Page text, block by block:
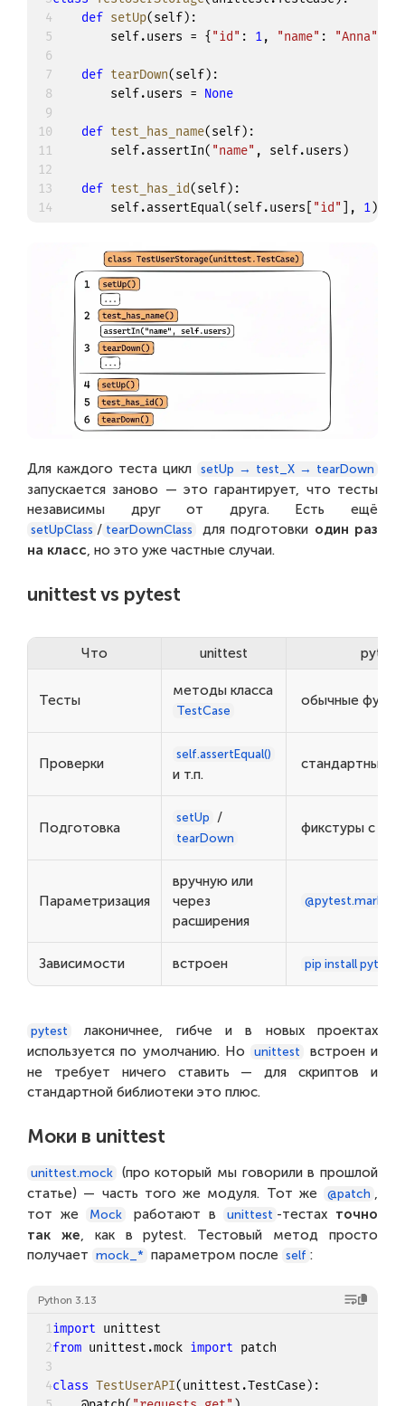
4
5
6
7
8
9
10
11
12
13
14
def setUp(self) :
        self
.users = { "id" : 1, "name" : "Anna"
def tearDown(self) :
        self
.users = None
def test_has_name(self) :
        self
.assertIn( "name" , self.users )
def test_has_id(self) :
        self
.assertEqual(self.users "id" , 1)
Для каждого теста цикл setUp → test_X → tearDown
запускается заново — это гарантирует, что тесты
независимы друг от друга. Есть ещё
setUpClass / tearDownClass для подготовки один раз
на класс , но это уже частные случаи.
unittest vs pytest
Что unittest pytest
Тесты
методы класса
TestCase
обычные
Проверки
self.assertEqual()
и т.п.
стандартный
Подготовка
setUp /
tearDown
фикстуры с DI
Параметризация
вручную или
через
расширения
Зависимости встроен pip install pytest
pytest
лаконичнее, гибче и в новых проектах
используется по умолчанию. Но
unittest
встроен и
не требует ничего ставить — для скриптов и
стандартной библиотеки это плюс.
Моки в unittest
unittest.mock (про который мы говорили в прошлой
статье) — часть того же модуля. Тот же
@patch
тот же
Mock работают в unittest -тестах точно
так же , как в pytest. Тестовый метод просто
получает mock_* параметром после self :
Python 3.13
1
2
3
4
import
from unittest .mock import patch
class TestUserAPI(unittest .TestCase) :